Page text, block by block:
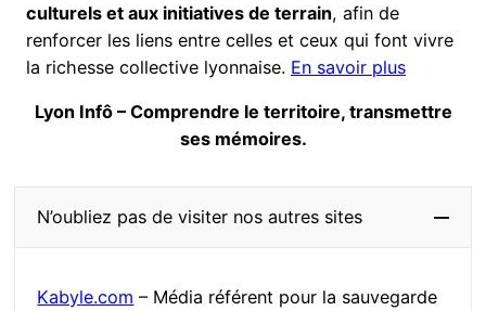
culturels et aux initiatives de terrain, afin de
renforcer les liens entre celles et ceux qui font vivre
la richesse collective lyonnaise. En savoir plus
Lyon Infô – Comprendre le territoire, transmettre
ses mémoires.
N’oubliez pas de visiter nos autres sites
Kabyle.com – Média référent pour la sauvegarde